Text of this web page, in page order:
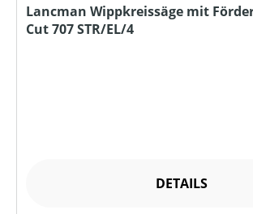
Lancman Wippkreissäge mit
Cut 707 STR/EL/4
DETAILS